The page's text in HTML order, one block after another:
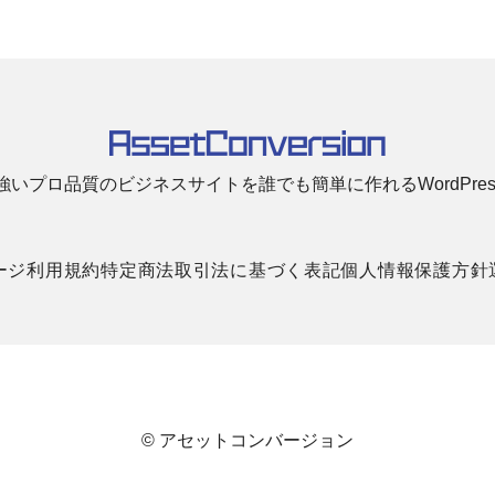
いプロ品質のビジネスサイトを誰でも簡単に作れる
ジ利用規約特定商法取引法に基づく表記個人情報保護方針
© アセットコンバージョン